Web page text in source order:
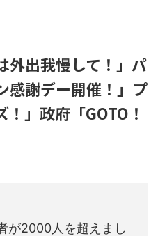
外出我慢して！」パ
感謝デー開催！」プ
」政府「GOTO！
が2000人を超えまし